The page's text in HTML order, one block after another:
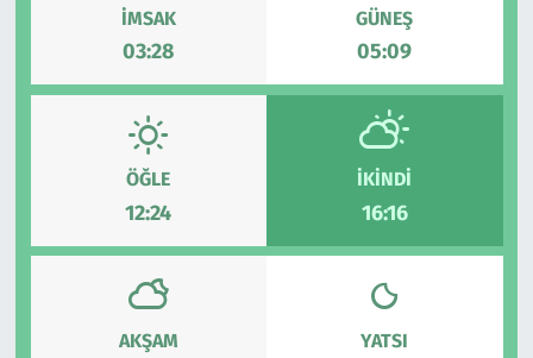
İMSAK
03:28
GÜNEŞ
05:09
ÖĞLE
12:24
İKINDI
16:16
AKŞAM YATSI
Yazarlar
Ara
Malkara
Marmaraereğlisi
Siyaset